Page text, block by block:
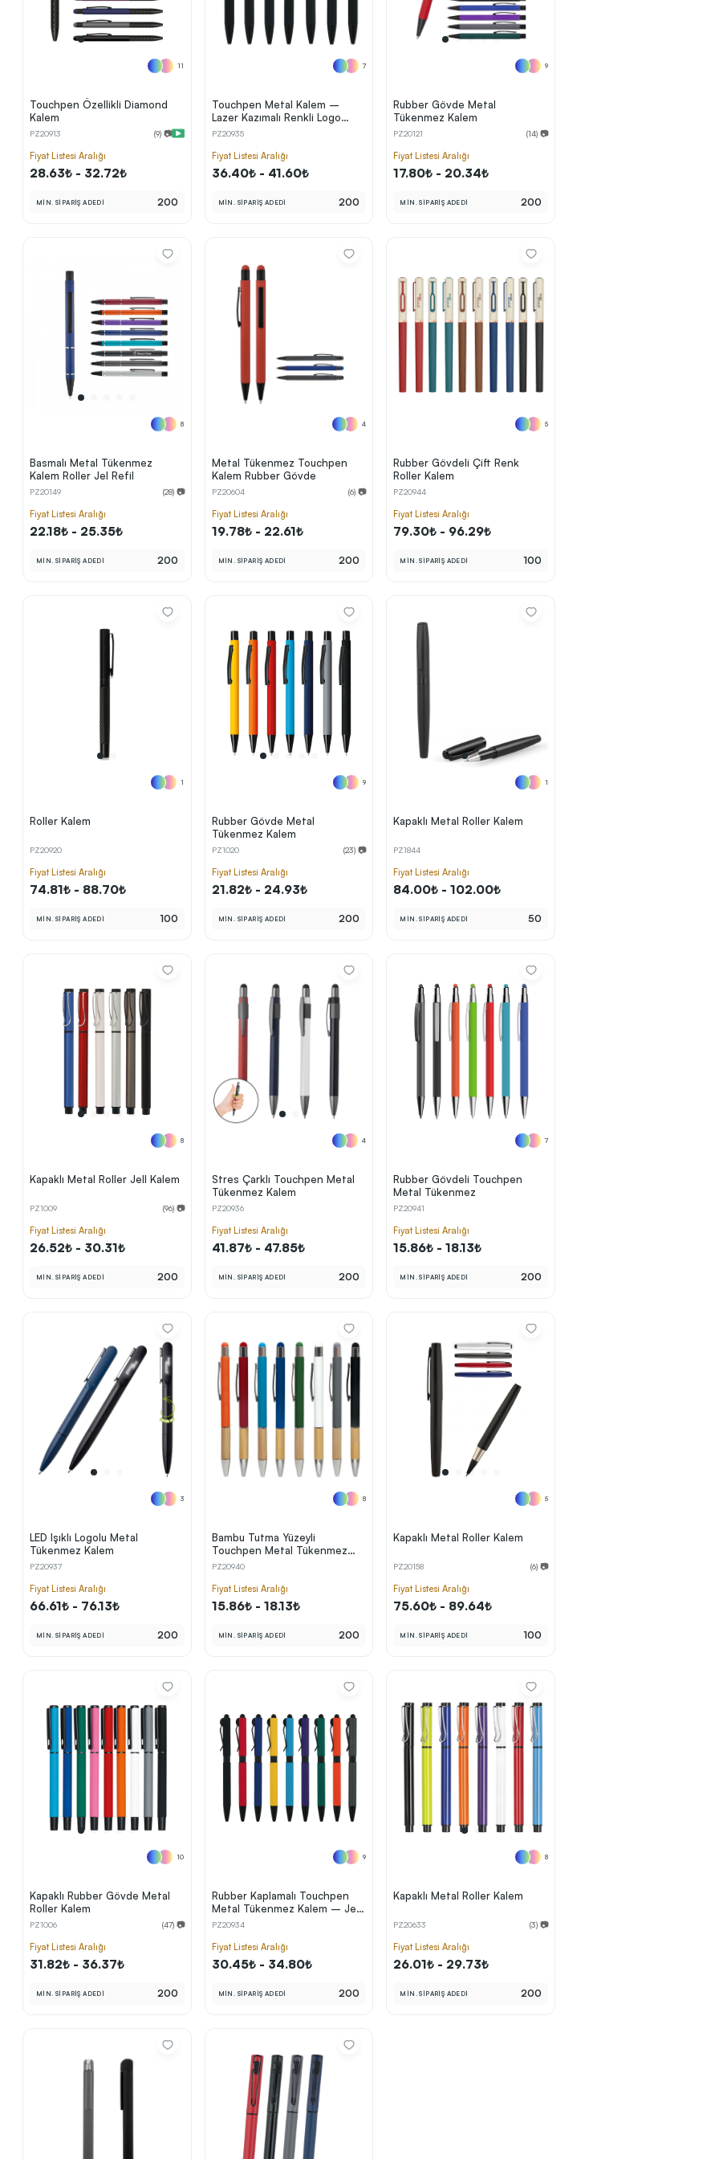
Sonraki Adıma İlerle
11
Touchpen Özellikli Diamond
Kalem
PZ20913 (9) 📷
Fiyat Listesi Aralığı
28.63₺ - 32.72₺
MİN. SİPARİŞ ADEDİ 200
7
Touchpen Metal Kalem –
Lazer Kazımalı Renkli Logo
Özellikli
PZ20935
Fiyat Listesi Aralığı
36.40₺ - 41.60₺
MİN. SİPARİŞ ADEDİ 200
9
Rubber Gövde Metal
Tükenmez Kalem
PZ20121 (14) 📷
Fiyat Listesi Aralığı
17.80₺ - 20.34₺
MİN. SİPARİŞ ADEDİ 200
8
Basmalı Metal Tükenmez
Kalem Roller Jel Refil
PZ20149 (28) 📷
Fiyat Listesi Aralığı
22.18₺ - 25.35₺
MİN. SİPARİŞ ADEDİ 200
4
Metal Tükenmez Touchpen
Kalem Rubber Gövde
PZ20604 (6) 📷
Fiyat Listesi Aralığı
19.78₺ - 22.61₺
MİN. SİPARİŞ ADEDİ 200
5
Rubber Gövdeli Çift Renk
Roller Kalem
PZ20944
Fiyat Listesi Aralığı
79.30₺ - 96.29₺
MİN. SİPARİŞ ADEDİ 100
1
Roller Kalem
PZ20920
Fiyat Listesi Aralığı
74.81₺ - 88.70₺
MİN. SİPARİŞ ADEDİ 100
9
Rubber Gövde Metal
Tükenmez Kalem
PZ1020 (23) 📷
Fiyat Listesi Aralığı
21.82₺ - 24.93₺
MİN. SİPARİŞ ADEDİ 200
1
Kapaklı Metal Roller Kalem
PZ1844
Fiyat Listesi Aralığı
84.00₺ - 102.00₺
MİN. SİPARİŞ ADEDİ 50
8
Kapaklı Metal Roller Jell Kalem
PZ1009 (96) 📷
Fiyat Listesi Aralığı
26.52₺ - 30.31₺
MİN. SİPARİŞ ADEDİ 200
4
Stres Çarklı Touchpen Metal
Tükenmez Kalem
PZ20936
Fiyat Listesi Aralığı
41.87₺ - 47.85₺
MİN. SİPARİŞ ADEDİ 200
7
Rubber Gövdeli Touchpen
Metal Tükenmez
PZ20941
Fiyat Listesi Aralığı
15.86₺ - 18.13₺
MİN. SİPARİŞ ADEDİ 200
3
LED Işıklı Logolu Metal
Tükenmez Kalem
PZ20937
Fiyat Listesi Aralığı
66.61₺ - 76.13₺
MİN. SİPARİŞ ADEDİ 200
8
Bambu Tutma Yüzeyli
Touchpen Metal Tükenmez
Kalem
PZ20940
Fiyat Listesi Aralığı
15.86₺ - 18.13₺
MİN. SİPARİŞ ADEDİ 200
5
Kapaklı Metal Roller Kalem
PZ20158 (6) 📷
Fiyat Listesi Aralığı
75.60₺ - 89.64₺
MİN. SİPARİŞ ADEDİ 100
10
Kapaklı Rubber Gövde Metal
Roller Kalem
PZ1006 (47) 📷
Fiyat Listesi Aralığı
31.82₺ - 36.37₺
MİN. SİPARİŞ ADEDİ 200
9
Rubber Kaplamalı Touchpen
Metal Tükenmez Kalem – Jell
Refill
PZ20934
Fiyat Listesi Aralığı
30.45₺ - 34.80₺
MİN. SİPARİŞ ADEDİ 200
8
Kapaklı Metal Roller Kalem
PZ20633 (3) 📷
Fiyat Listesi Aralığı
26.01₺ - 29.73₺
MİN. SİPARİŞ ADEDİ 200